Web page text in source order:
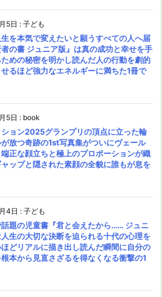
5日 : 子ども
を本気で変えたいと願うすべての人へ届
の書 ジュニア版』は真の成功と幸せを手
めの秘密を明かし読んだ人の行動を劇的
るほど強力なエネルギーに満ちた1冊で
5日 : book
ション2025グランプリの頂点に立った輪
放つ奇跡の1st写真集がついにヴェール
正な顔立ちと極上のプロポーションが織
ャップと隠された素顔の全貌に誰もが息を
4日 : 子ども
題の児童書『君と会えたから…… ジュニ
生の大切な決断を迫られる十代の心理を
どリアルに描き出し読んだ瞬間に自分の
本から見直さざるを得なくなる衝撃の1